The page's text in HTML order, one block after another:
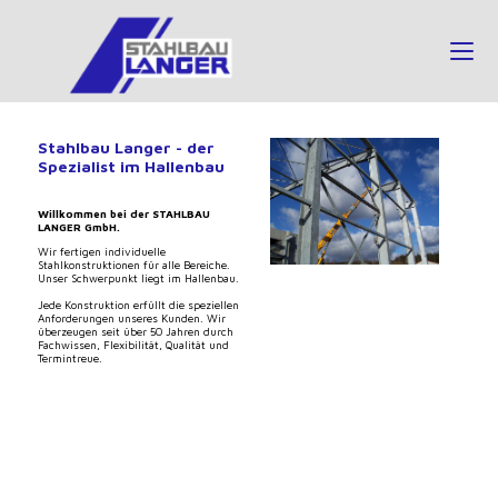
Stahlbau Langer - der
Spezialist im Hallenbau
Willkommen bei der STAHLBAU
LANGER GmbH.
Wir fertigen individuelle
Stahlkonstruktionen für alle Bereiche.
Unser Schwerpunkt liegt im Hallenbau.
Jede Konstruktion erfüllt die speziellen
Anforderungen unseres Kunden. Wir
überzeugen seit über 50 Jahren durch
Fachwissen, Flexibilität, Qualität und
Termintreue.